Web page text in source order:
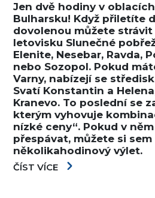
Jen dvě hodiny v
Bulharsku! Když přiletíte
dovolenou můžete
letovisku Slunečné
Elenite, Nesebar, Ravda,
nebo Sozopol. Pokud
Varny, nabízejí se
Svatí Konstantin a
Kranevo. To poslední se
kterým vyhovuje
nízké ceny“. Pokud v
přespávat, můžete si
několikahodinový výlet.
ČÍST VÍCE